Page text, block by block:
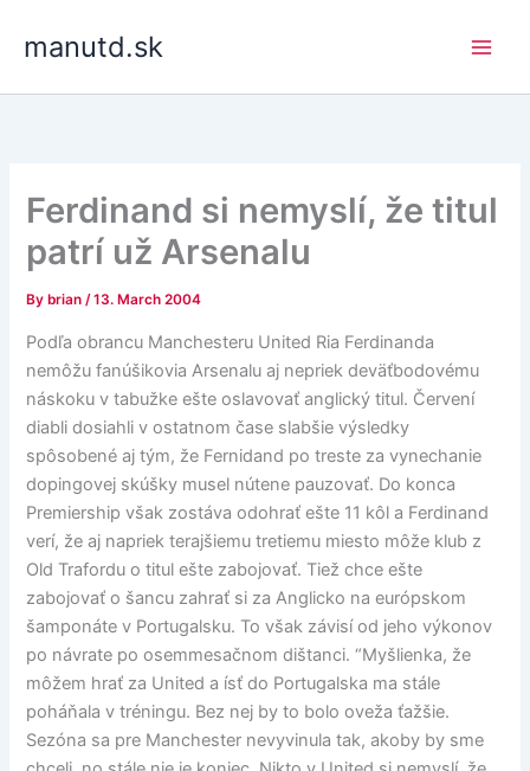
manutd.sk
Ferdinand si nemyslí, že titul
patrí už Arsenalu
By brian/13. March 2004
Podľa obrancu Manchesteru United Ria Ferdinanda
nemôžu fanúšikovia Arsenalu aj nepriek deväťbodovému
náskoku v tabužke ešte oslavovať anglický titul. Červení
diabli dosiahli v ostatnom čase slabšie výsledky
spôsobené aj tým, že Fernidand po treste za vynechanie
dopingovej skúšky musel nútene pauzovať. Do konca
Premiership však zostáva odohrať ešte 11 kôl a Ferdinand
verí, že aj napriek terajšiemu tretiemu miesto môže klub z
Old Trafordu o titul ešte zabojovať. Tiež chce ešte
zabojovať o šancu zahrať si za Anglicko na európskom
šamponáte v Portugalsku. To však závisí od jeho výkonov
po návrate po osemmesačnom dištanci. “Myšlienka, že
môžem hrať za United a ísť do Portugalska ma stále
poháňala v tréningu. Bez nej by to bolo oveža ťažšie.
Sezóna sa pre Manchester nevyvinula tak, akoby by sme